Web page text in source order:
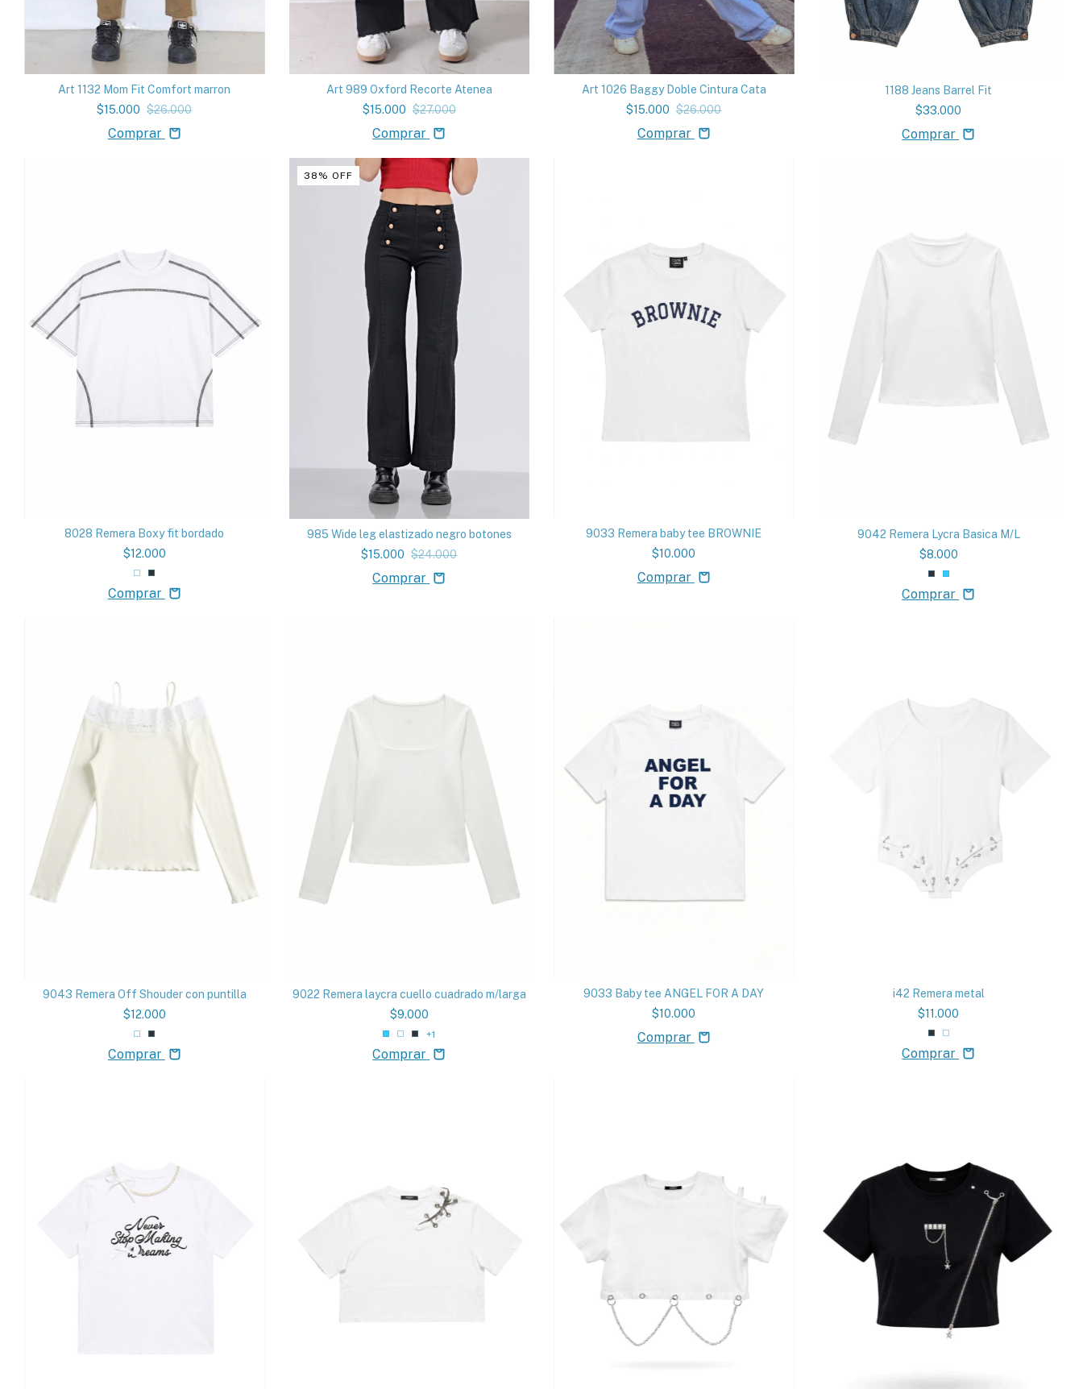
Art 1132 Mom Fit Comfort marron
$15.000 $26.000
Comprar
Art 989 Oxford Recorte Atenea
$15.000 $27.000
Comprar
Art 1026 Baggy Doble Cintura Cata
$15.000 $26.000
Comprar
1188 Jeans Barrel Fit
$33.000
Comprar
8028 Remera Boxy fit bordado
$12.000
Comprar
38 % OFF
985 Wide leg elastizado negro botones
$15.000 $24.000
Comprar
9033 Remera baby tee BROWNIE
$10.000
Comprar
9042 Remera Lycra Basica M/L
$8.000
Comprar
9043 Remera Off Shouder con puntilla
$12.000
Comprar
9022 Remera laycra cuello cuadrado m/larga
$9.000
+1
Comprar
9033 Baby tee ANGEL FOR A DAY
$10.000
Comprar
i42 Remera metal
$11.000
Comprar